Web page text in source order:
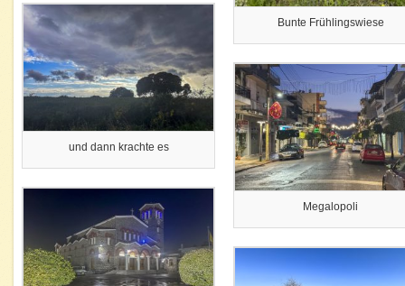
Bunte Frühlingswiese
und dann krachte es
Megalopoli